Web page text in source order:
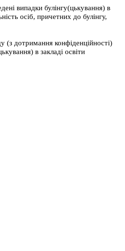
випадки булінгу(цькування) в
осіб, причетних до булінгу,
(з дотримання конфіденційності)
в закладі освіти